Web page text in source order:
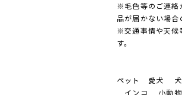
※毛色等のご連絡
品が届かない場合
※交通事情や天候
す。
ペット 愛犬
インコ 小動